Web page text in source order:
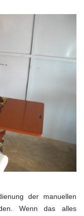
der manuellen
Wenn das alles